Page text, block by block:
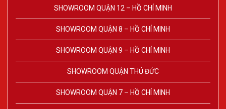
SHOWROOM QUẬN 12 – HỒ CHÍ MINH
SHOWROOM QUẬN 8 – HỒ CHÍ MINH
SHOWROOM QUẬN 9 – HỒ CHÍ MINH
SHOWROOM QUẬN THỦ ĐỨC
SHOWROOM QUẬN 7 – HỒ CHÍ MINH